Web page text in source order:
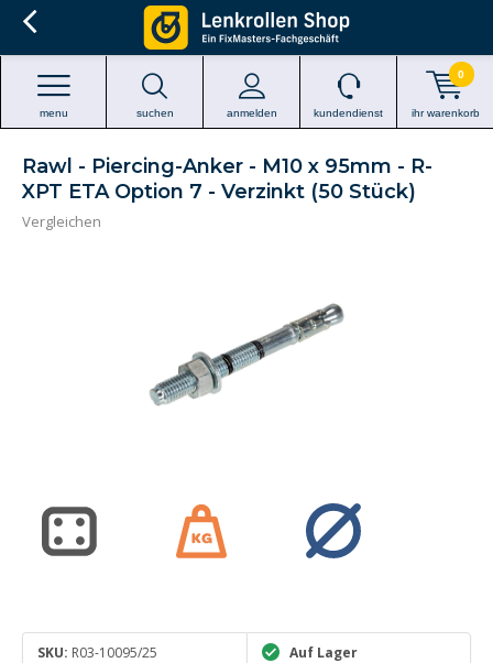
suchen anmelden
menu kundendienst ihr warenkorb
0
Rawl - Piercing-Anker - M10 x 95mm - R-
XPT ETA Option 7 - Verzinkt (50 Stück)
Vergleichen
SKU: R03-10095/25 Auf Lager